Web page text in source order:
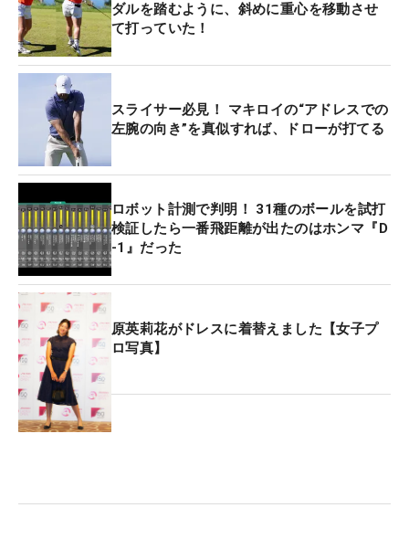
ダルを踏むように、斜めに重心を移動させ
て打っていた！
スライサー必見！ マキロイの“アドレスでの
左腕の向き”を真似すれば、ドローが打てる
ロボット計測で判明！ 31種のボールを試打
検証したら一番飛距離が出たのはホンマ『D
-1』だった
原英莉花がドレスに着替えました【女子プ
ロ写真】